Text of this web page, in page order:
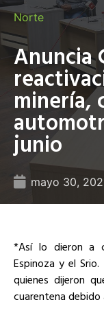
Norte
Anuncia
minería,
junio
mayo 30,
*Así lo dieron a
Espinoza y el
quienes dijeron
cuarentena